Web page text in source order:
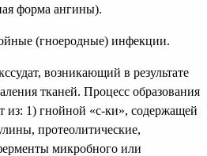
форма ангины).
(гноеродные) инфекции.
возникающий в результате
тканей. Процесс образования
из: 1) гнойной «с-ки», содержащей
протеолитические,
микробного или